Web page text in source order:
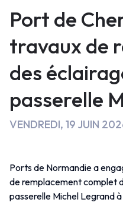
éclairages
sur
la
passerelle
M.Legrand
Port de
travaux de
des
passerelle
VENDREDI, 19 JUIN
Ports de Normandie a
de remplacement complet
passerelle Michel Legrand